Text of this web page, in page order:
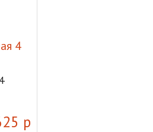
4
р